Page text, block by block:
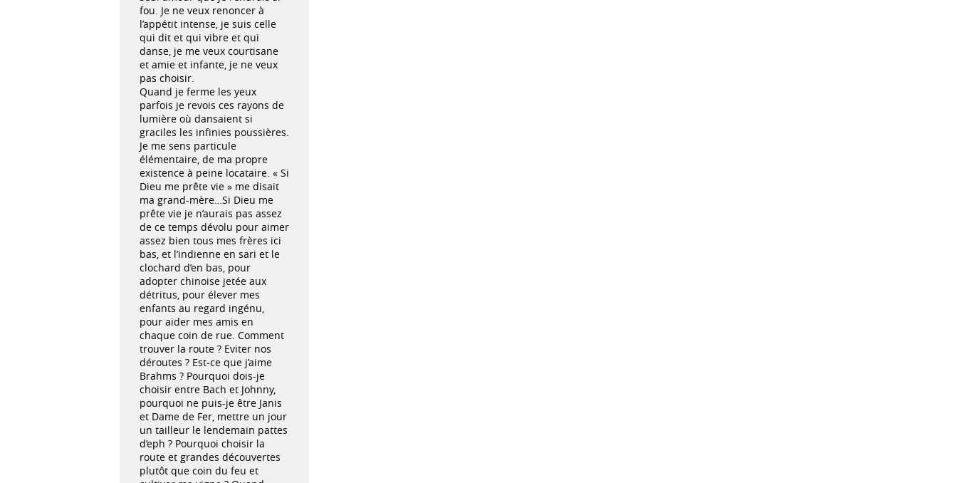
fou. Je ne veux renoncer à
l’appétit intense, je suis celle
qui dit et qui vibre et qui
danse, je me veux courtisane
et amie et infante, je ne veux
pas choisir.
Quand je ferme les yeux
parfois je revois ces rayons de
lumière où dansaient si
graciles les infinies poussières.
Je me sens particule
élémentaire, de ma propre
existence à peine locataire. « Si
Dieu me prête vie » me disait
ma grand-mère…Si Dieu me
prête vie je n’aurais pas assez
de ce temps dévolu pour aimer
assez bien tous mes frères ici
bas, et l’indienne en sari et le
clochard d’en bas, pour
adopter chinoise jetée aux
détritus, pour élever mes
enfants au regard ingénu,
pour aider mes amis en
chaque coin de rue. Comment
trouver la route ? Eviter nos
déroutes ? Est-ce que j’aime
Brahms ? Pourquoi dois-je
choisir entre Bach et Johnny,
pourquoi ne puis-je être Janis
et Dame de Fer, mettre un jour
un tailleur le lendemain pattes
d’eph ? Pourquoi choisir la
route et grandes découvertes
plutôt que coin du feu et